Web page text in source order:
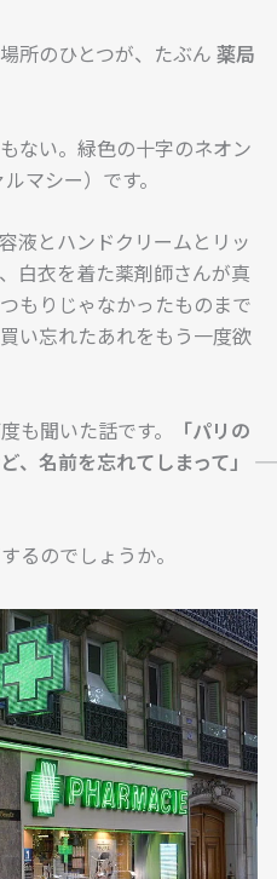
所のひとつが、たぶん 薬局
ない。緑色の十字のネオン
ルマシー）です。
液とハンドクリームとリッ
白衣を着た薬剤師さんが真
もりじゃなかったものまで
い忘れたあれをもう一度欲
も聞いた話です。
「パリの
名前を忘れてしまって」
るのでしょうか。